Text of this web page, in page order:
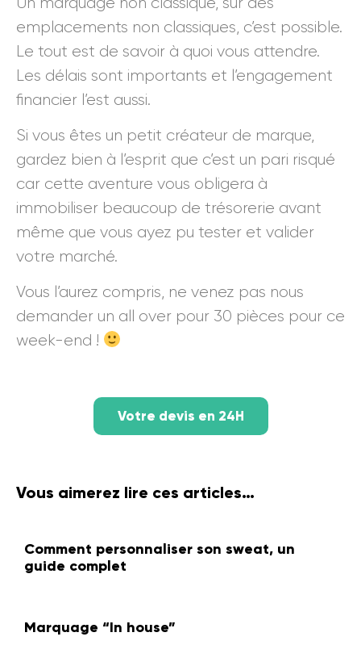
emplacements non classiques, c’est possible.
Le tout est de savoir à quoi vous attendre.
Les délais sont importants et l’engagement
financier l’est aussi.
Si vous êtes un petit créateur de marque,
gardez bien à l’esprit que c’est un pari risqué
car cette aventure vous obligera à
immobiliser beaucoup de trésorerie avant
même que vous ayez pu tester et valider
votre marché.
Vous l’aurez compris, ne venez pas nous
demander un all over pour 30 pièces pour ce
week-end !
Votre devis en 24H
Vous aimerez lire ces articles…
Comment personnaliser son sweat, un
guide complet
Marquage “In house”